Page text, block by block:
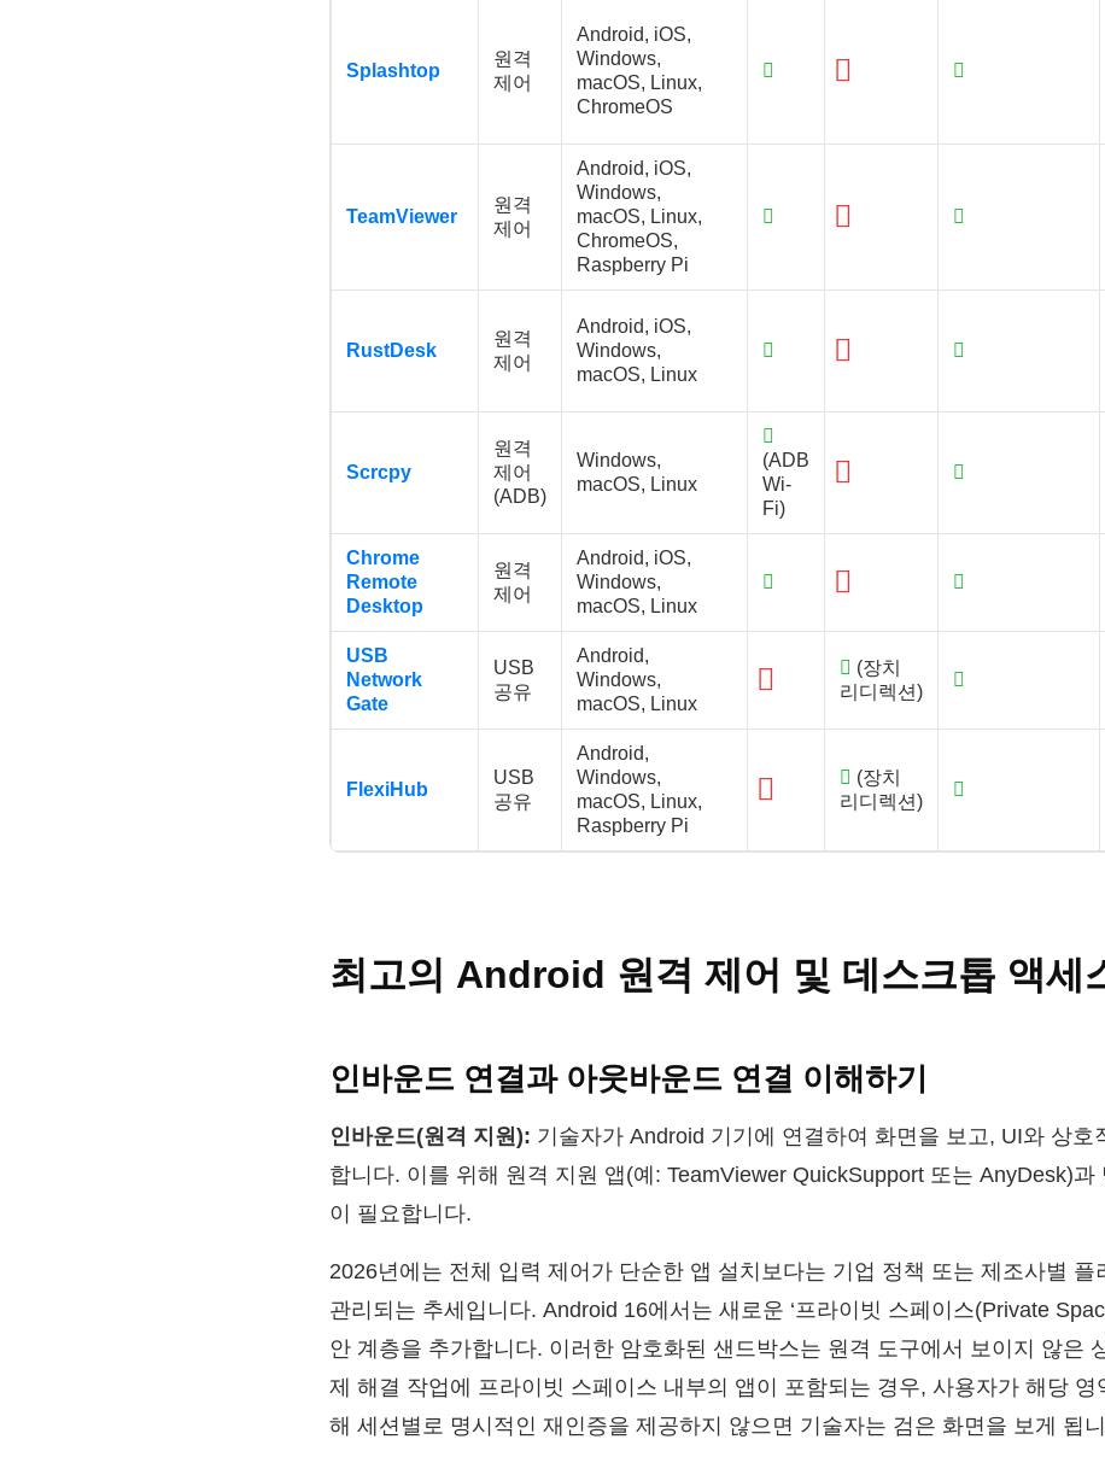
Splashtop
원격
제어
Android, iOS,
Windows,
macOS, Linux,
ChromeOS
TeamViewer
원격
제어
Android, iOS,
Windows,
macOS, Linux,
ChromeOS,
Raspberry Pi
RustDesk
원격
제어
Android, iOS,
Windows,
macOS, Linux
Scrcpy
원격
제어
(ADB)
Windows,
macOS, Linux
(ADB
Wi-
Fi)
Chrome
Remote
Desktop
원격
제어
Android, iOS,
Windows,
macOS, Linux
USB
Network
Gate
USB
공유
Android,
Windows,
macOS, Linux
(장치
리디렉션)
FlexiHub
USB
공유
Android,
Windows,
macOS, Linux,
Raspberry Pi
(장치
리디렉션)
최고의 Android 원격 제어 및 데스크톱 액세
인바운드 연결과 아웃바운드 연결 이해하기
인바운드(원격 지원): 기술자가 Android 기기에 연결하여 화면을 보고, UI와 상호
합니다. 이를 위해 원격 지원 앱(예: TeamViewer QuickSupport 또는 AnyDesk)과
이 필요합니다.
2026년에는 전체 입력 제어가 단순한 앱 설치보다는 기업 정책 또는 제조사별 플
관리되는 추세입니다. Android 16에서는 새로운 ‘프라이빗 스페이스(Private
안 계층을 추가합니다. 이러한 암호화된 샌드박스는 원격 도구에서 보이지 않은
제 해결 작업에 프라이빗 스페이스 내부의 앱이 포함되는 경우, 사용자가 해당 영
해 세션별로 명시적인 재인증을 제공하지 않으면 기술자는 검은 화면을 보게 됩